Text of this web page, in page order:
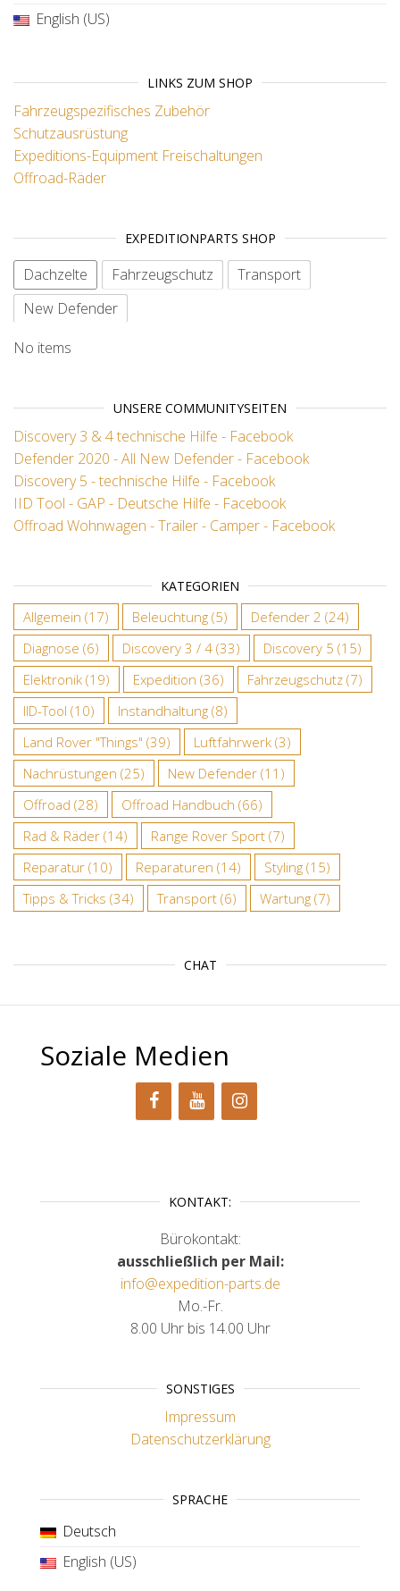
English (US)
LINKS ZUM SHOP
Fahrzeugspezifisches Zubehör
Schutzausrüstung
Expeditions-Equipment Freischaltungen
Offroad-Räder
EXPEDITIONPARTS SHOP
Dachzelte Fahrzeugschutz
Transport
New Defender
No items
UNSERE COMMUNITYSEITEN
Discovery 3 & 4 technische Hilfe - Facebook
Defender 2020 - All New Defender - Facebook
Discovery 5 - technische Hilfe - Facebook
IID Tool - GAP - Deutsche Hilfe - Facebook
Offroad Wohnwagen - Trailer - Camper - Facebook
KATEGORIEN
Allgemein (17) Beleuchtung (5) Defender 2 (24)
Diagnose (6) Discovery 3 / 4 (33) Discovery 5 (15)
Elektronik (19) Expedition (36) Fahrzeugschutz (7)
IID-Tool (10) Instandhaltung (8)
Land Rover "Things" (39) Luftfahrwerk (3)
Nachrüstungen (25) New Defender (11)
Offroad (28) Offroad Handbuch (66)
Rad & Räder (14) Range Rover Sport (7)
Reparatur (10) Reparaturen (14) Styling (15)
Tipps & Tricks (34) Transport (6) Wartung (7)
CHAT
Soziale Medien
KONTAKT:
Bürokontakt:
ausschließlich per Mail:
info@expedition-parts.de
Mo.-Fr.
8.00 Uhr bis 14.00 Uhr
SONSTIGES
Impressum
Datenschutzerklärung
SPRACHE
Deutsch
English (US)